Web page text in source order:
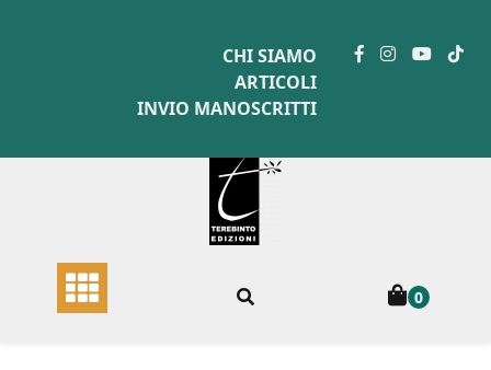
CHI SIAMO
ARTICOLI
INVIO MANOSCRITTI
0